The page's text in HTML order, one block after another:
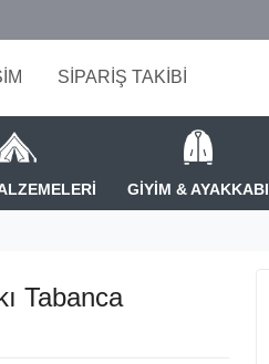
SİPARİŞ TAKİBİ
GİYİM & AYAKKABI
Tabanca